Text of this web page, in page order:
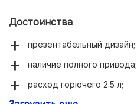
Достоинства
презентабельный дизайн;
наличие полного привода;
расход горючего 2.5 л;